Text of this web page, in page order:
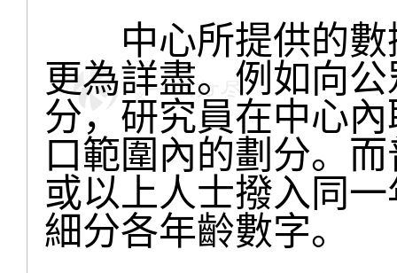
中心所提供的數
更為詳盡。例如向
分，研究員在中心
口範圍內的劃分。
或以上人士撥入同
細分各年齡數字。